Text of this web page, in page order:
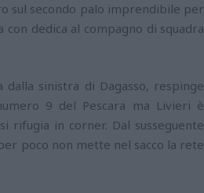
sul secondo palo imprendibile per
con dedica al compagno di squadra
sinistra di Dagasso, respinge
9 del Pescara ma Livieri è
rifugia in corner. Dal susseguente
poco non mette nel sacco la rete